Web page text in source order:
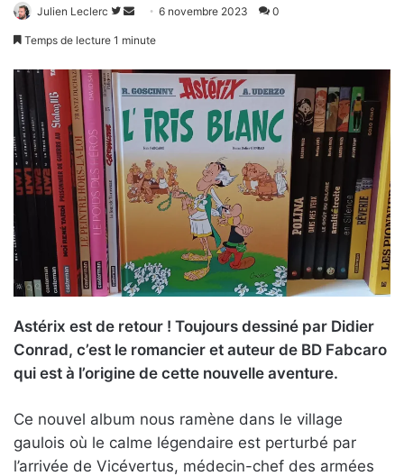
Julien Leclerc
Suivre
Envoyer6 novembre 2023 0
Temps de lecture 1 minute
Astérix est de retour ! Toujours dessiné par Didier
Conrad, c’est le romancier et auteur de BD Fabcaro
qui est à l’origine de cette nouvelle aventure.
Ce nouvel album nous ramène dans le village
gaulois où le calme légendaire est perturbé par
l’arrivée de Vicévertus, médecin-chef des armées